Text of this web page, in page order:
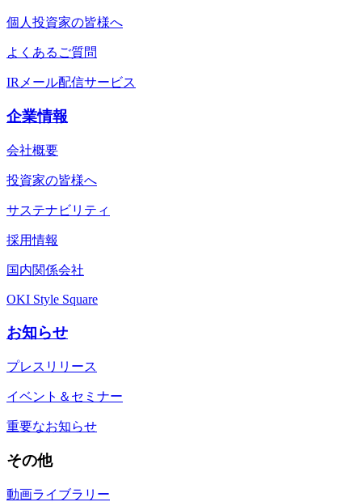
個人投資家の皆様へ
よくあるご質問
IRメール配信サービス
企業情報
会社概要
投資家の皆様へ
サステナビリティ
採用情報
国内関係会社
OKI Style Square
お知らせ
プレスリリース
イベント＆セミナー
重要なお知らせ
その他
動画ライブラリー